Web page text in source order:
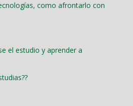
como afrontarlo con
el estudio y aprender a